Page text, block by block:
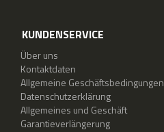
KUNDENSERVICE
Über uns
Kontaktdaten
Allgemeine Geschäftsbedingungen
Datenschutzerklärung
Allgemeines und Geschäft
Garantieverlängerung